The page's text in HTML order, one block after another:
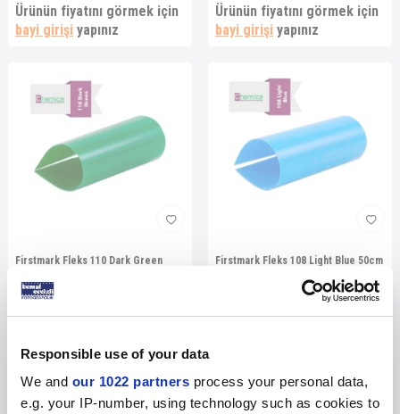
Responsible use of your data
We and our 1022 partners process your personal data,
e.g. your IP-number, using technology such as cookies to
Ürünün fiyatını görmek için
bayi girişi yapınız
Ürünün fiyatını görmek için
bayi girişi yapınız
Firstmark Fleks 110 Dark Green
Ürünün fiyatını görmek için
Firstmark Fleks 108 Light Blue 50cm
Ürünün fiyatını görmek için